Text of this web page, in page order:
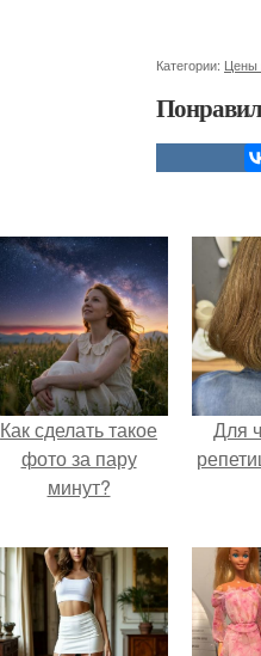
Категории: Цены
Как сделать такое
фото за пару
минут?
Для